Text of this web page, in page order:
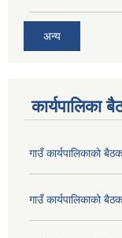
अन्य
कार्यपालिका
गाउँ कार्यपालिकाको
गाउँ कार्यपालिकाको